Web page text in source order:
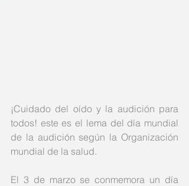
¡Cuidado del oído y la audición para
todos! este es el lema del día mundial
de la audición según la Organización
mundial de la salud.
El 3 de marzo se conmemora un día